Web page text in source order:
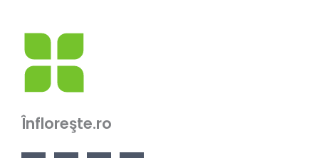
Înfloreşte.ro